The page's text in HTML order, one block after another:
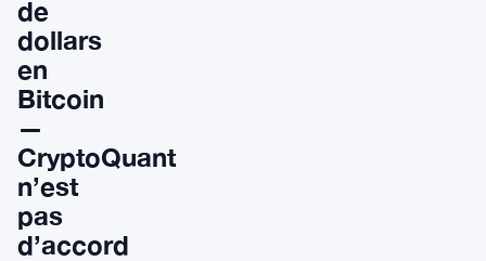
de
dollars
en
Bitcoin
—
CryptoQuant
n’est
pas
d’accord